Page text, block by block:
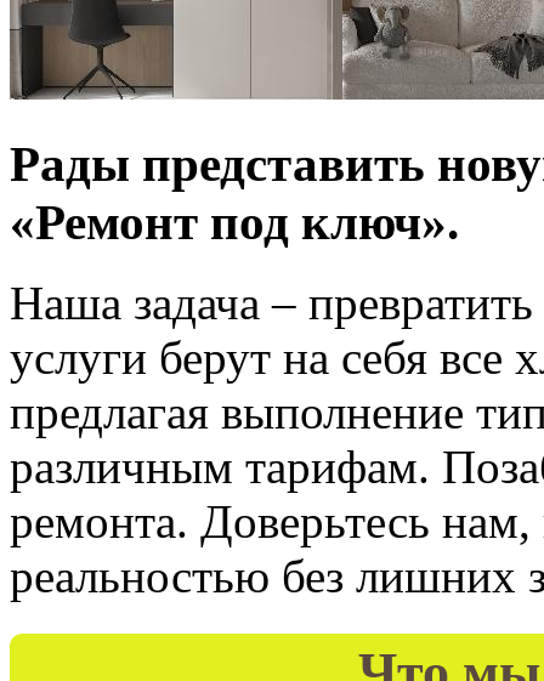
Рады представить
«Ремонт под ключ».
Наша задача –
услуги берут на себя все
предлагая выполнение
различным тарифам.
ремонта. Доверьтесь
реальностью без лишних